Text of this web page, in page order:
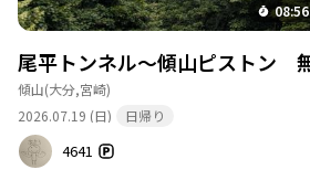
08:56
尾平トンネル～傾山ピストン
傾山(大分,宮崎)
2026.07.19 (日)
日帰り
4641